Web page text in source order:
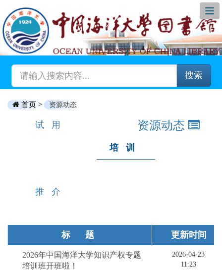
搜索
首页 > 资源动态
资源动态
试用
培训
推介
标题 更新时间
2026年中国海洋大学知识产权专题
培训班开班啦！
2026-04-23
11:23